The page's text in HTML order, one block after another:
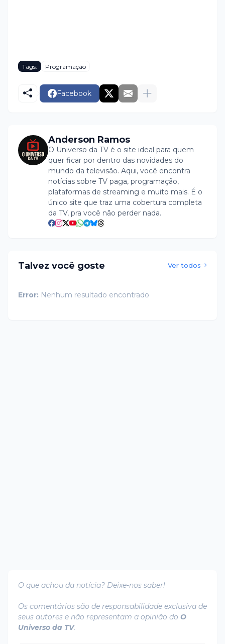
Tags: Programação
Facebook
Anderson Ramos
O Universo da TV é o site ideal para quem
quer ficar por dentro das novidades do
mundo da televisão. Aqui, você encontra
notícias sobre TV paga, programação,
plataformas de streaming e muito mais. É o
único site que traz uma cobertura completa
da TV, pra você não perder nada.
Talvez você goste Ver todos
Error: Nenhum resultado encontrado
O que achou da notícia? Deixe-nos saber!
Os comentários são de responsabilidade exclusiva de
seus autores e não representam a opinião do O
Universo da TV.